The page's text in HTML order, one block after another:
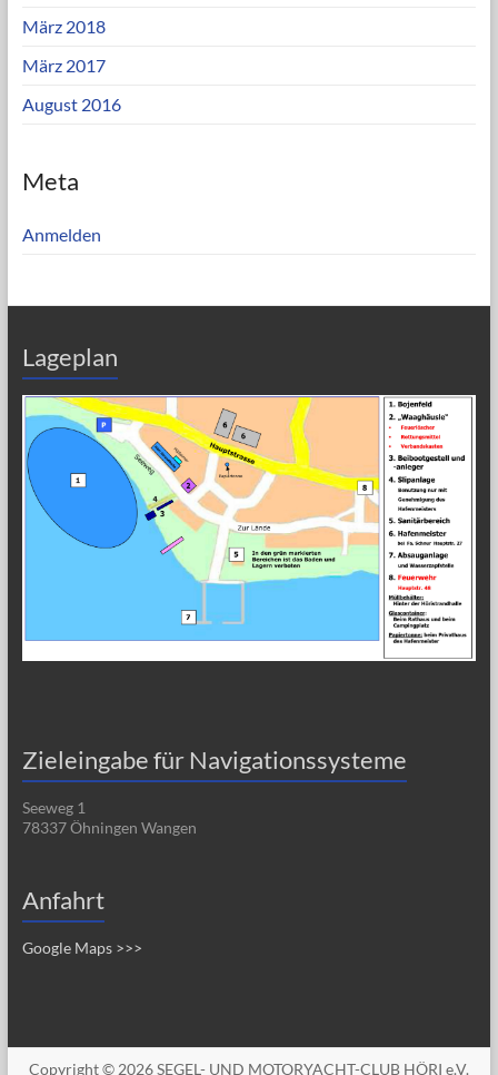
März 2018
März 2017
August 2016
Meta
Anmelden
Lageplan
Zieleingabe für Navigationssysteme
Seeweg 1
78337 Öhningen Wangen
Anfahrt
Google Maps >>>
Copyright © 2026SEGEL- UND MOTORYACHT-CLUB HÖRI e.V.